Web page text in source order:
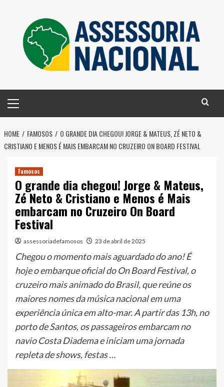
content
Menu
HOME FAMOSOS
O GRANDE DIA CHEGOU! JORGE & MATEUS, ZÉ NETO &
CRISTIANO E MENOS É MAIS EMBARCAM NO CRUZEIRO ON BOARD FESTIVAL
Famosos
O grande dia chegou! Jorge & Mateus,
Zé Neto & Cristiano e Menos é Mais
embarcam no Cruzeiro On Board
Festival
assessoriadefamosos 23 de abril de 2025
Chegou o momento mais aguardado do ano! É
hoje o embarque oficial do On Board Festival, o
cruzeiro mais animado do Brasil, que reúne os
maiores nomes da música nacional em uma
experiência única em alto-mar. A partir das 13h, no
porto de Santos, os passageiros embarcam no
navio Costa Diadema e iniciam uma jornada
repleta de shows, festas …